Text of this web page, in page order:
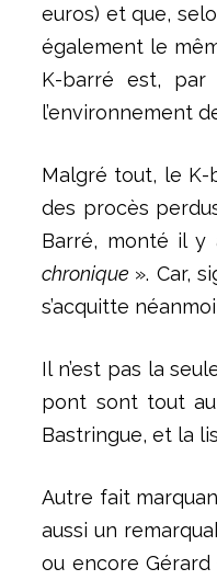
euros) et que,
également le
K-barré est, par
l’environnement
Malgré tout, le K-
des procès
Barré, monté il
chronique ». Car,
s’acquitte
Il n’est pas la
pont sont tout
Bastringue, et la
Autre fait
aussi un
ou encore